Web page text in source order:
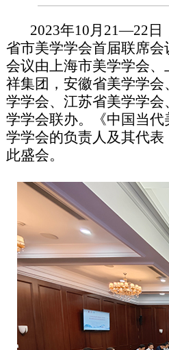
2023年10月21—22日
省市美学学会首届联席
会议由上海市美学学会
祥集团，安徽省美学学
学学会、江苏省美学学
学学会联办。《中国当
学学会的负责人及其代
此盛会。